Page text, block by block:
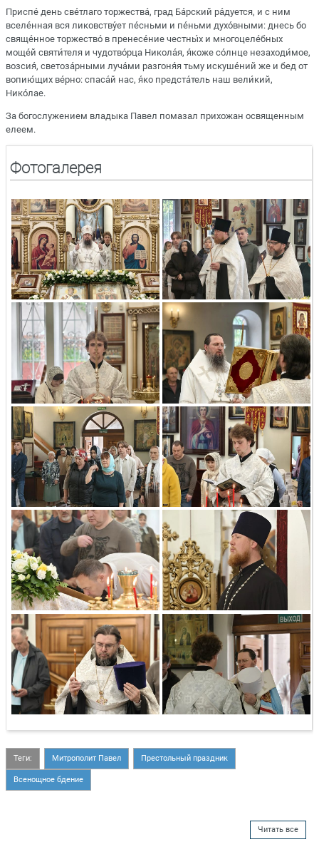
Приспе́ день све́тлаго торжества́, град Ба́рский ра́дуется, и с ним
вселе́нная вся ликовству́ет пе́сньми и пе́ньми духо́вными: днесь бо
свяще́нное торжество́ в пренесе́ние честны́х и многоцеле́бных
моще́й святи́теля и чудотво́рца Никола́я, я́коже со́лнце незаходи́мое,
возсия́, светоза́рными луча́ми разгоня́я тьму искуше́ний же и бед от
вопию́щих ве́рно: спаса́й нас, я́ко предста́тель наш вели́кий,
Нико́лае.
За богослужением владыка Павел помазал прихожан освященным
елеем.
Фотогалерея
Теги: Митрополит Павел Престольный праздник
Всенощное бдение
Читать все